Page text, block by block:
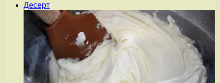
Десерт